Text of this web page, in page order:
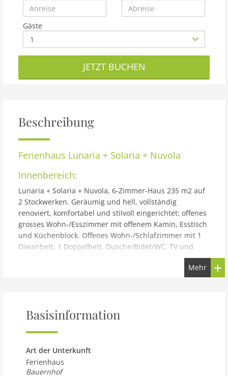
Gäste
JETZT BUCHEN
Beschreibung
Ferienhaus Lunaria + Solaria + Nuvola
Innenbereich:
Lunaria + Solaria + Nuvola, 6-Zimmer-Haus 235 m2 auf
2 Stockwerken. Geräumig und hell, vollständig
renoviert, komfortabel und stilvoll eingerichtet: offenes
grosses Wohn-/Esszimmer mit offenem Kamin, Esstisch
und Küchenblock. Offenes Wohn-/Schlafzimmer mit 1
Diwanbett, 1 Doppelbett, Dusche/Bidet/WC, TV und
Küchenblock, Dusche/Bidet/WC, TV und Internationale
Esstisch, TV und Internationale TV-Sender
Doppelzimmer. (Leiter) offene Galerie, Deckenhöhe 120
- 170 cm mit 1 Bett (80 cm). Küche (Backofen,
Geschirrspüler, Gasherd, 6 Flammen, Toaster,
Wasserkocher, elektrische Kaffeemaschine) mit
Mehr
Basisinformation
Art der Unterkunft
Ferienhaus
Bauernhof